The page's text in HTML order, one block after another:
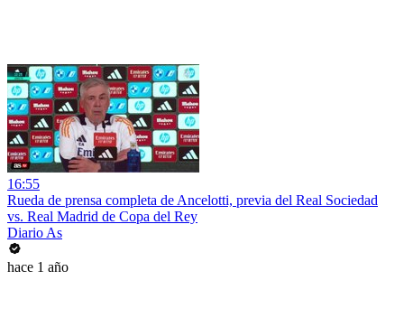
16:55
Rueda de prensa completa de Ancelotti, previa del Real Sociedad
vs. Real Madrid de Copa del Rey
Diario As
hace 1 año